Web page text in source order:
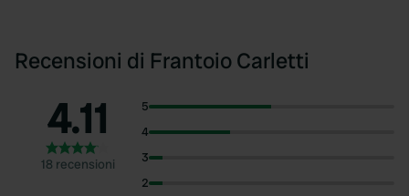
Recensioni di Frantoio Carletti
4.11
18 recensioni
5
4
3
2